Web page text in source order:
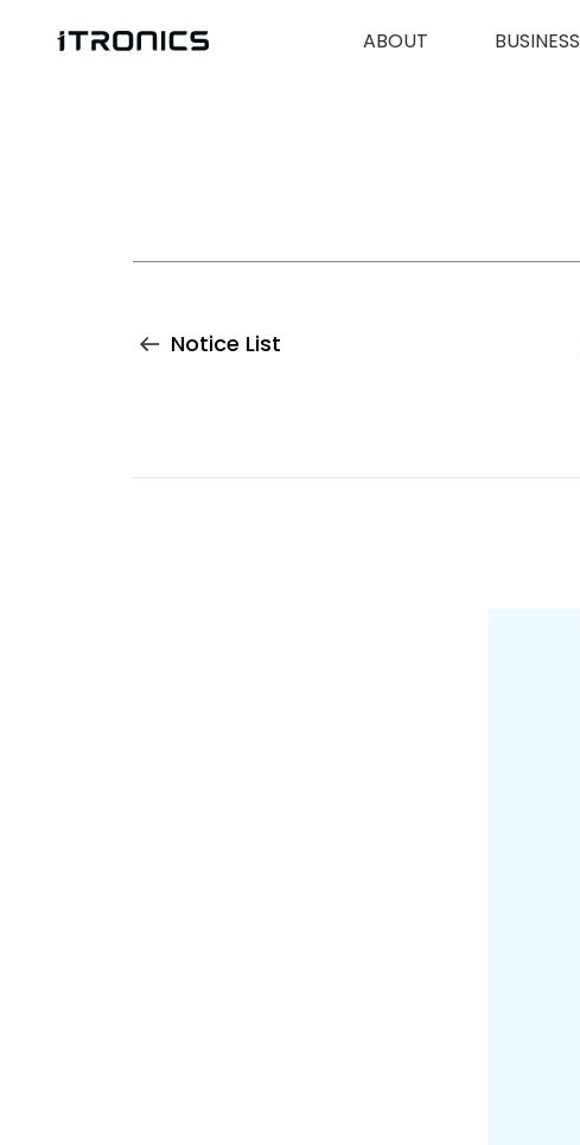
ABOUT BUSINESS
Notice List